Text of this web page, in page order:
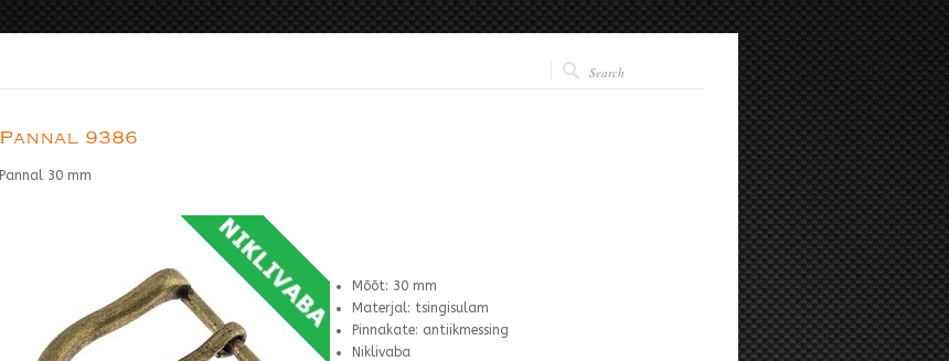
Pannal 9386
Pannal 30 mm
Mõõt: 30 mm
Materjal: tsingisulam
Pinnakate: antiikmessing
Niklivaba